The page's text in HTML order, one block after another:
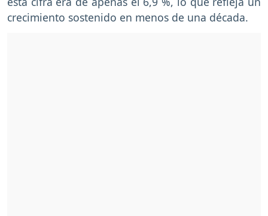
crecimiento sostenido en menos de una década.